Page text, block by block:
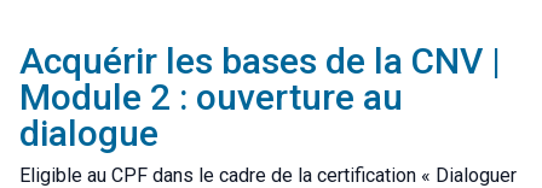
Acquérir les bases de la CNV |
Module 2 : ouverture au
dialogue
Eligible au CPF dans le cadre de la certification « Dialoguer